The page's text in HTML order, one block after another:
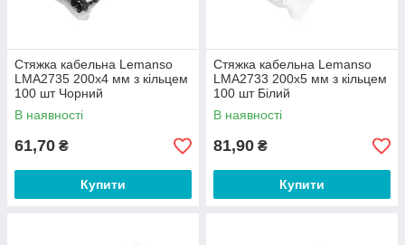
Стяжка кабельна Lemanso
LMA2735 200x4 мм з кільцем
100 шт Чорний
В наявності
61,70 ₴
Купити
Стяжка кабельна Lemanso
LMA2733 200x5 мм з кільцем
100 шт Білий
В наявності
81,90 ₴
Купити